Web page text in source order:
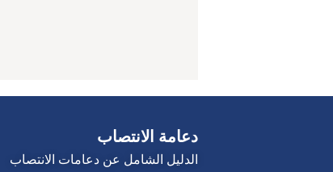
دعامة الانتصاب
الدليل الشامل عن دعامات الانتصاب